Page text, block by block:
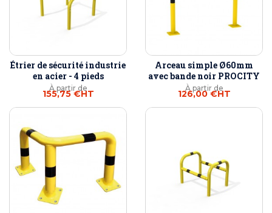
Étrier de sécurité industrie
en acier - 4 pieds
À partir de
155,75 €HT
Arceau simple Ø60mm
avec bande noir PROCITY
À partir de
126,00 €HT